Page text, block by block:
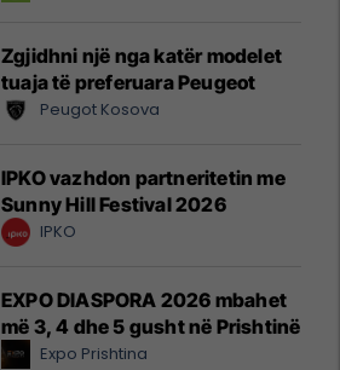
Zgjidhni një nga katër modelet
tuaja të preferuara Peugeot
Peugot Kosova
IPKO vazhdon partneritetin me
Sunny Hill Festival 2026
IPKO
EXPO DIASPORA 2026 mbahet
më 3, 4 dhe 5 gusht në Prishtinë
Expo Prishtina